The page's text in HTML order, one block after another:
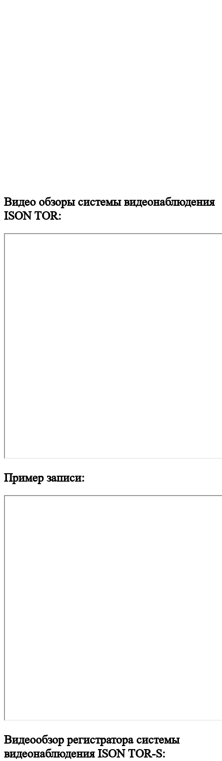
Видео обзоры системы видеонаблюдения
ISON TOR:
Пример записи:
Видеообзор регистратора системы
видеонаблюдения ISON TOR-S: